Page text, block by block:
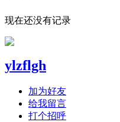
现在还没有记录
ylzflgh
加为好友
给我留言
打个招呼